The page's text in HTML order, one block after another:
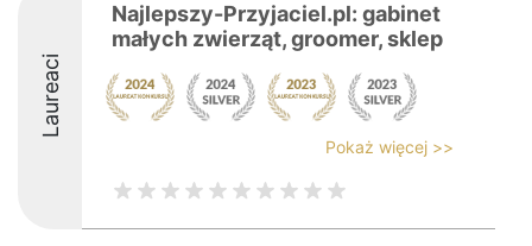
Laureaci
Najlepszy-Przyjaciel.pl: gabinet
małych zwierząt, groomer, sklep
Pokaż więcej >>